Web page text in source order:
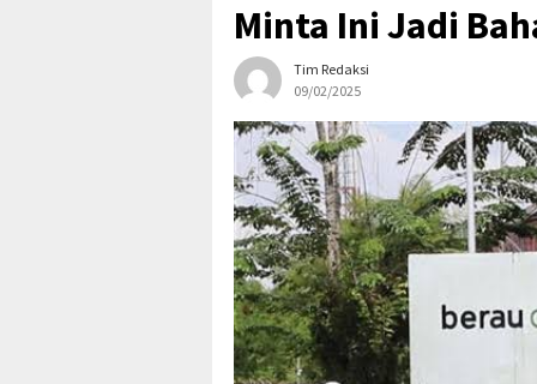
Minta Ini Jadi
Tim Redaksi
09/02/2025